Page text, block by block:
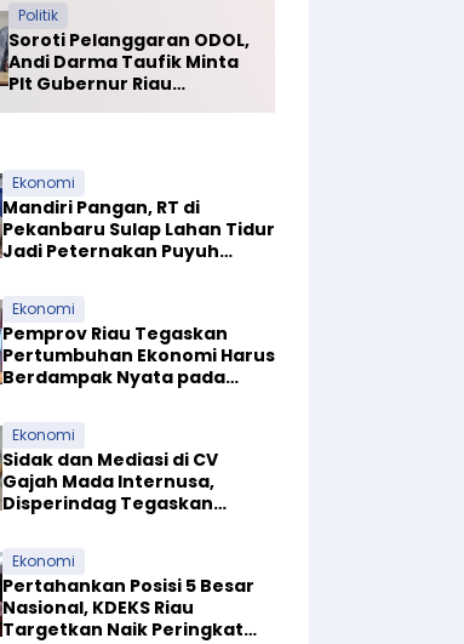
Politik
Soroti Pelanggaran ODOL,
Andi Darma Taufik Minta
Plt Gubernur Riau
Ekonomi
Mandiri Pangan, RT di
Pekanbaru Sulap Lahan Tidur
Jadi Peternakan Puyuh
Ekonomi
Pemprov Riau Tegaskan
Pertumbuhan Ekonomi Harus
Berdampak Nyata pada
Ekonomi
Sidak dan Mediasi di CV
Gajah Mada Internusa,
Disperindag Tegaskan
Pergub
Ekonomi
Pertahankan Posisi 5 Besar
Nasional, KDEKS Riau
Targetkan Naik Peringkat